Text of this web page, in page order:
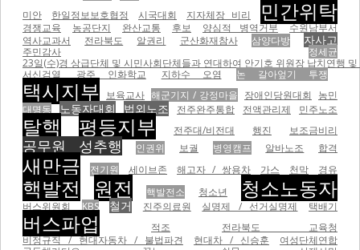
미안
한일정보보호협정 시국대회 지자체장 비리 민간위탁
경쟁교육 농공단지 완산교통 후보 양심적 병역거부
수원남부서
역사교과서
전라북도 알권리 군산화재참사 삼양다방 자사고
주민감사
정세균
23일(수)경 상급단체 및 시민사회단체들과 연대하여 안기호 위원장 납치연행
서신검열
광주 인화학교 지하수 오염 논 갈아엎기 투쟁
택시지부 보육교사 해군기지 / 강정마을 장애인당원대회
농민
대명동
노동자대회 법외노조 전주완주통합 전액관리제 민주노조
탈핵 평등지부 전주대/비전대 행진 보조금비리
공무원 성추행 인권위 보궐 병영캠프 알바노조 합격
새만금 전기원 세이브존 해고자 / 쌍용차 가스 천막 경유
핵발전 원전 핵발전소 청소년 청소노동자
버스위원회 KBS 철거 진주의료원 실명제 / 선거실명제 택배기
버스파업 적조
전라북도 교육청
비정규직 / 현대자동차 / 불법파견
현대차 / 신승훈
여성단체연합